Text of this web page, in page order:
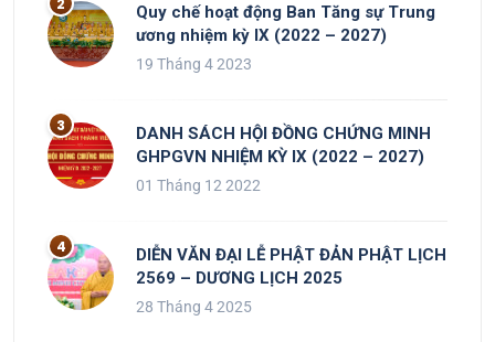
Quy chế hoạt động Ban Tăng sự Trung
ương nhiệm kỳ IX (2022 – 2027)
19 Tháng 4 2023
DANH SÁCH HỘI ĐỒNG CHỨNG MINH
GHPGVN NHIỆM KỲ IX (2022 – 2027)
01 Tháng 12 2022
DIỄN VĂN ĐẠI LỄ PHẬT ĐẢN PHẬT LỊCH
2569 – DƯƠNG LỊCH 2025
28 Tháng 4 2025